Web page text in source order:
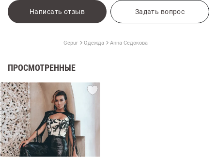
Написать отзыв Задать вопрос
Gepur Одежда Анна Седокова
ПРОСМОТРЕННЫЕ